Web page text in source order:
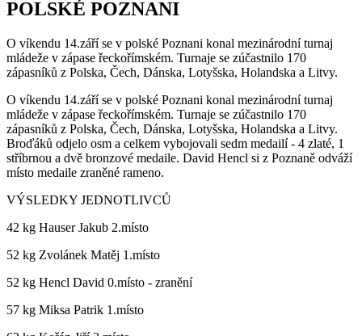
POLSKÉ POZNANI
O víkendu 14.září se v polské Poznani konal mezinárodní turnaj
mládeže v zápase řeckořímském. Turnaje se zúčastnilo 170
zápasníků z Polska, Čech, Dánska, Lotyšska, Holandska a Litvy.
O víkendu 14.září se v polské Poznani konal mezinárodní turnaj
mládeže v zápase řeckořímském. Turnaje se zúčastnilo 170
zápasníků z Polska, Čech, Dánska, Lotyšska, Holandska a Litvy.
Broďáků odjelo osm a celkem vybojovali sedm medailí - 4 zlaté, 1
stříbrnou a dvě bronzové medaile. David Hencl si z Poznaně odváží
místo medaile zraněné rameno.
VÝSLEDKY JEDNOTLIVCŮ
42 kg Hauser Jakub 2.místo
52 kg Zvolánek Matěj 1.místo
52 kg Hencl David 0.místo - zranění
57 kg Miksa Patrik 1.místo